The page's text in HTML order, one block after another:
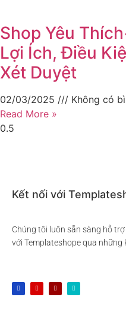
Shop Yêu
Lợi Ích, Điều
Xét Duyệt
02/03/2025
Không có
Read More »
Kết nối với
Chúng tôi luôn sẵn sàng hỗ
với Templateshope qua những